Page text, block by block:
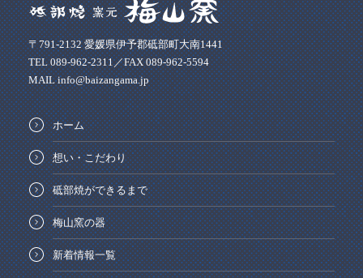
〒791-2132 愛媛県伊予郡砥部町大南1441
TEL 089-962-2311／FAX 089-962-5594
MAIL info@baizangama.jp
ホーム
想い・こだわり
砥部焼ができるまで
梅山窯の器
新着情報一覧